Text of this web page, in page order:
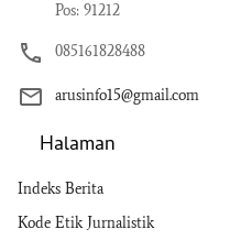
Pos: 91212
085161828488
arusinfo15@gmail.com
Halaman
Indeks Berita
Kode Etik Jurnalistik